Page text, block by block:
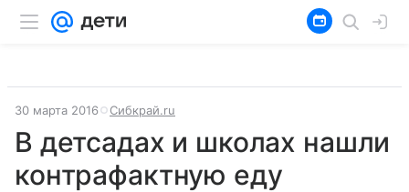
30 марта 2016 Сибкрай.ru
В детсадах и школах нашли
контрафактную еду